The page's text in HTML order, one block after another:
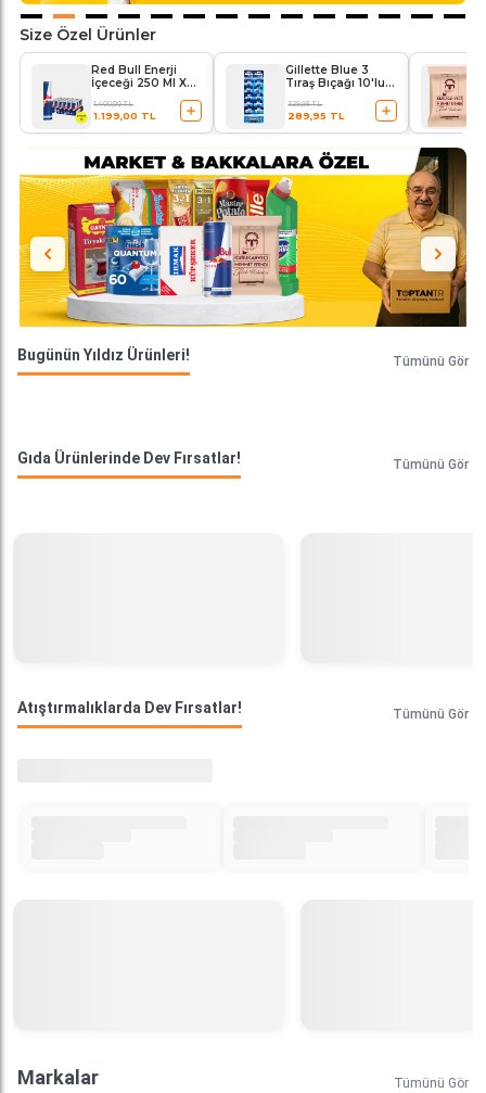
Size Özel Ürünler
Red Bull Enerji
İçeceği 250 Ml X
1.400,00 TL
1.199,00 TL
Gillette Blue 3
Tıraş Bıçağı 10'lu
Plus
329,95 TL
289,95 TL
Bugünün Yıldız Ürünleri! Tümünü Gör
Gıda Ürünlerinde Dev Fırsatlar! Tümünü Gör
Atıştırmalıklarda Dev Fırsatlar! Tümünü Gör
Markalar Tümünü Gör